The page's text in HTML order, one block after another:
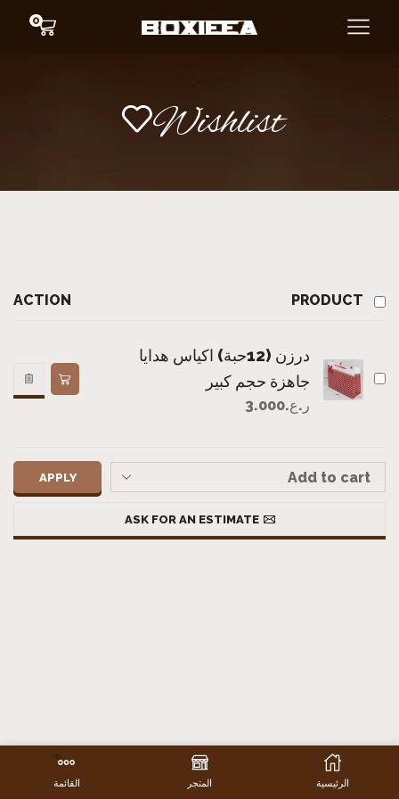
0
Wishlist
PRODUCT
ACTION
درزن (12حبة) اكياس هدايا
جاهزة حجم كبير
ر.ع.3.000
APPLY
ASK FOR AN ESTIMATE
الرئيسية المتجر القائمة